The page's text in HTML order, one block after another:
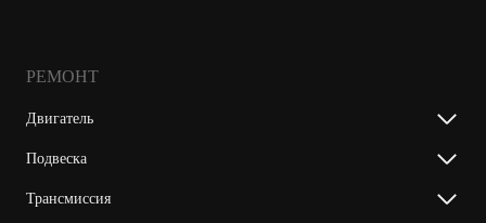
РЕМОНТ
Двигатель
Подвеска
Трансмиссия